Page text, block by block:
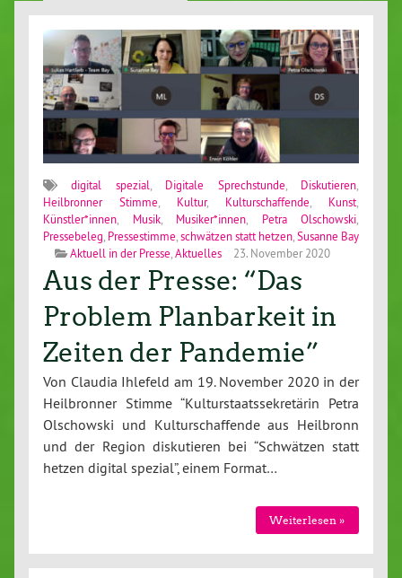
digital spezial Digitale Sprechstunde Diskutieren
Heilbronner Stimme
Kultur, Kulturschaffende Kunst
Künstler*innen
Musik, Musiker*innen Petra Olschowski
Pressebeleg Pressestimme schwätzen statt hetzen Susanne Bay
Aktuell in der Presse Aktuelles 23. November 2020
Aus der Presse: “Das
Problem Planbarkeit in
Zeiten der Pandemie”
Von Claudia Ihlefeld am 19. November 2020 in der
Heilbronner Stimme “Kulturstaatssekretärin Petra
Olschowski und Kulturschaffende aus Heilbronn
und der Region diskutieren bei “Schwätzen statt
hetzen digital spezial”, einem Format…
Weiterlesen »